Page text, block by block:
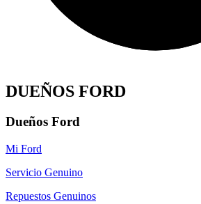
DUEÑOS FORD
Dueños Ford
Mi Ford
Servicio Genuino
Repuestos Genuinos